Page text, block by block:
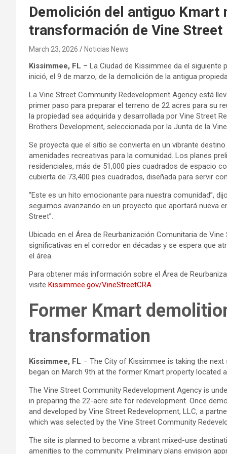
Demolición del antiguo Kmart
transformación de Vine Street
March 23, 2026 Noticias News
Kissimmee, FL – La Ciudad de Kissimmee da el
inició, el 9 de marzo, de la demolición de la antigua
La Vine Street Community Redevelopment Agency está
primer paso para preparar el terreno de 22 acres para su
la propiedad sea adquirida y desarrollada por Vine Street
Brothers Development, seleccionada por la Junta de la
Se proyecta que el sitio se convierta en un vibrante
amenidades recreativas para la comunidad. Los planes
residenciales, más de 51,000 pies cuadrados de espacio
cubierta de 73,400 pies cuadrados, diseñada para servir
“Este es un hito emocionante para nuestra comunidad”,
seguimos avanzando en un proyecto que aportará nueva
Street”.
Ubicado en el Área de Reurbanización Comunitaria de
significativas en el corredor en décadas y se espera que
el área.
Para obtener más información sobre el Área de
visite Kissimmee.gov/VineStreetCRA
Former Kmart
transformation
Kissimmee, FL – The City of Kissimmee is taking the
began on March 9th at the former Kmart property located
The Vine Street Community Redevelopment Agency is
in preparing the 22-acre site for redevelopment. Once
and developed by Vine Street Redevelopment, LLC, a
which was selected by the Vine Street Community
The site is planned to become a vibrant mixed-use
amenities to the community. Preliminary plans envision